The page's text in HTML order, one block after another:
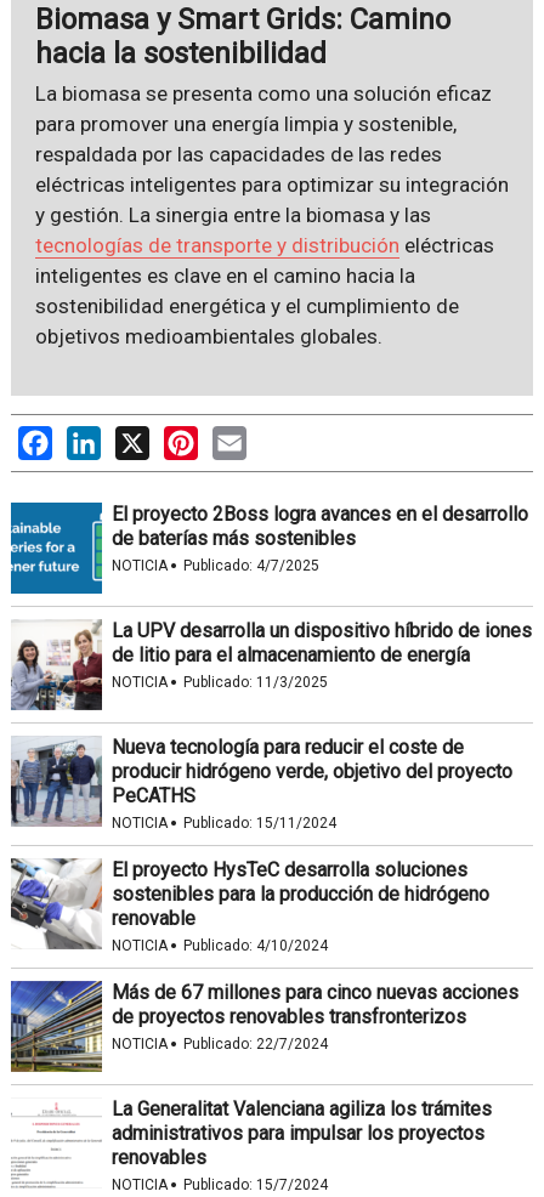
Biomasa y Smart Grids: Camino
hacia la sostenibilidad
La biomasa se presenta como una solución eficaz
para promover una energía limpia y sostenible,
respaldada por las capacidades de las redes
eléctricas inteligentes para optimizar su integración
y gestión. La sinergia entre la biomasa y las
tecnologías de transporte y distribución eléctricas
inteligentes es clave en el camino hacia la
sostenibilidad energética y el cumplimiento de
objetivos medioambientales globales.
FacebookLinkedIn
X PinterestEmail
El proyecto 2Boss logra avances en el desarrollo
de baterías más sostenibles
NOTICIA· Publicado: 4/7/2025
La UPV desarrolla un dispositivo híbrido de iones
de litio para el almacenamiento de energía
NOTICIA· Publicado: 11/3/2025
Nueva tecnología para reducir el coste de
producir hidrógeno verde, objetivo del proyecto
PeCATHS
NOTICIA· Publicado: 15/11/2024
El proyecto HysTeC desarrolla soluciones
sostenibles para la producción de hidrógeno
renovable
NOTICIA· Publicado: 4/10/2024
Más de 67 millones para cinco nuevas acciones
de proyectos renovables transfronterizos
NOTICIA· Publicado: 22/7/2024
La Generalitat Valenciana agiliza los trámites
administrativos para impulsar los proyectos
renovables
NOTICIA· Publicado: 15/7/2024